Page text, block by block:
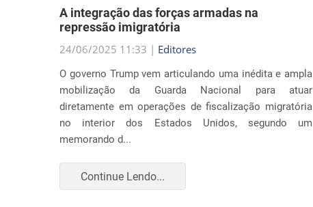
24/06/2025 11:33 |Editores
mobilização da Guarda Nacional para atuar
diretamente em operações de fiscalização migratória
no interior dos Estados Unidos, segundo um
memorando d...
Continue Lendo...